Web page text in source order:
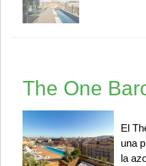
The One
El
una
la